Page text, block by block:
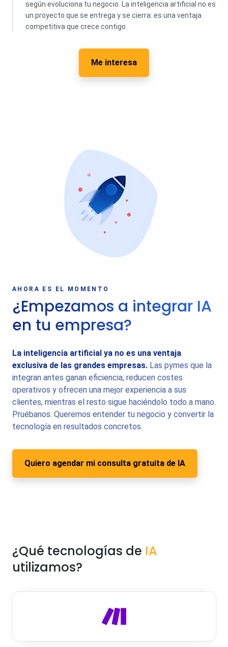
según evoluciona tu negocio. La inteligencia artificial no es
un proyecto que se entrega y se cierra: es una ventaja
competitiva que crece contigo.
Me interesa
AHORA ES EL MOMENTO
¿Empezamos a integrar IA
en tu empresa?
La inteligencia artificial ya no es una ventaja
exclusiva de las grandes empresas. Las pymes que la
integran antes ganan eficiencia, reducen costes
operativos y ofrecen una mejor experiencia a sus
clientes, mientras el resto sigue haciéndolo todo a mano.
Pruébanos. Queremos entender tu negocio y convertir la
tecnología en resultados concretos.
Quiero agendar mi consulta gratuita de IA
¿Qué tecnologías de IA
utilizamos?